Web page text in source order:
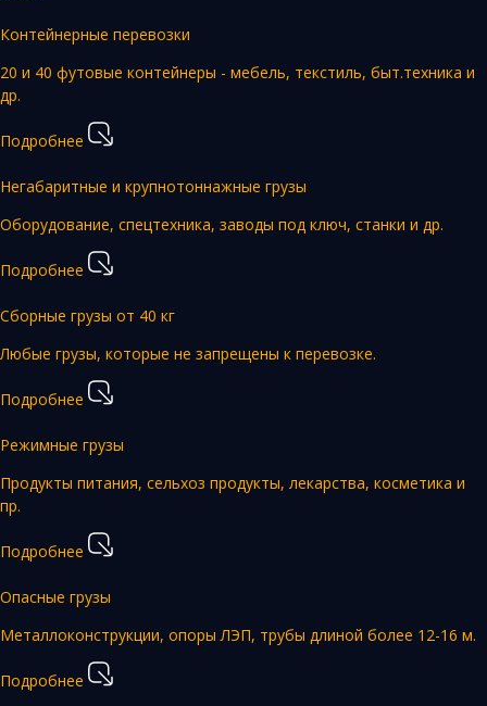
Контейнерные перевозки
20 и 40 футовые контейнеры - мебель, текстиль, быт.техника и
др.
Подробнее
Негабаритные и крупнотоннажные грузы
Оборудование, спецтехника, заводы под ключ, станки и др.
Подробнее
Сборные грузы от 40 кг
Любые грузы, которые не запрещены к перевозке.
Подробнее
Режимные грузы
Продукты питания, сельхоз продукты, лекарства, косметика и
пр.
Подробнее
Опасные грузы
Металлоконструкции, опоры ЛЭП, трубы длиной более 12-16 м.
Подробнее